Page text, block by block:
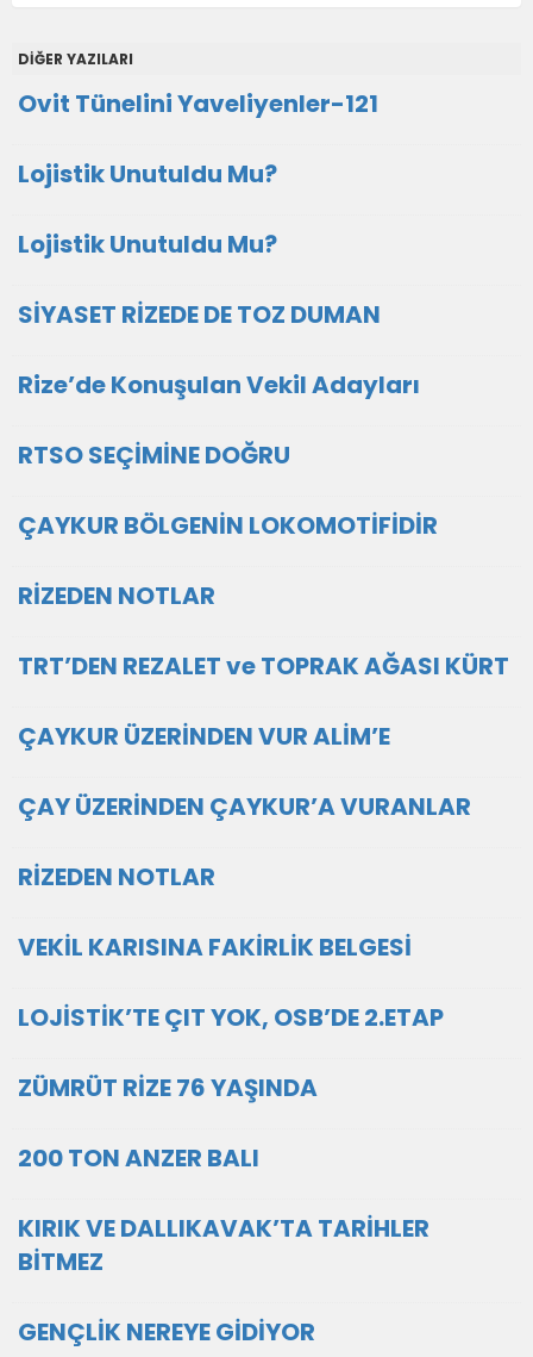
DİĞER YAZILARI
Ovit Tünelini Yaveliyenler-121
Lojistik Unutuldu Mu?
Lojistik Unutuldu Mu?
SİYASET RİZEDE DE TOZ DUMAN
Rize’de Konuşulan Vekil Adayları
RTSO SEÇİMİNE DOĞRU
ÇAYKUR BÖLGENİN LOKOMOTİFİDİR
RİZEDEN NOTLAR
TRT’DEN REZALET ve TOPRAK AĞASI KÜRT
ÇAYKUR ÜZERİNDEN VUR ALİM’E
ÇAY ÜZERİNDEN ÇAYKUR’A VURANLAR
RİZEDEN NOTLAR
VEKİL KARISINA FAKİRLİK BELGESİ
LOJİSTİK’TE ÇIT YOK, OSB’DE 2.ETAP
ZÜMRÜT RİZE 76 YAŞINDA
200 TON ANZER BALI
KIRIK VE DALLIKAVAK’TA TARİHLER
BİTMEZ
GENÇLİK NEREYE GİDİYOR